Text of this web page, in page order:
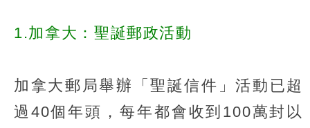
1.加拿大：聖誕郵政活動
加拿大郵局舉辦「聖誕信件」活動已超
過40個年頭，每年都會收到100萬封以